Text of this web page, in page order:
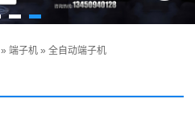
» 端子机 » 全自动端子机